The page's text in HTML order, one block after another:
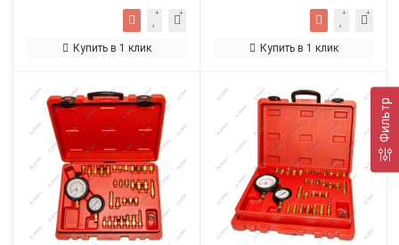
Фильтр
Купить в 1 клик Купить в 1 клик